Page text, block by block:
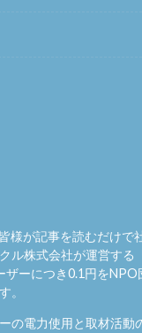
様が記事を読むだけで
ル株式会社が運営する
ザーにつき0.1円をNPO
。
の電力使用と取材活動